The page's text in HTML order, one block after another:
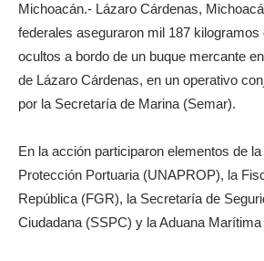
Michoacán.- Lázaro Cárdenas,
federales aseguraron mil 187
ocultos a bordo de un buque mercante
de Lázaro Cárdenas, en un operativo
por la Secretaría de Marina (Semar).
En la acción participaron elementos de
Protección Portuaria (UNAPROP), la
República (FGR), la Secretaría de
Ciudadana (SSPC) y la Aduana